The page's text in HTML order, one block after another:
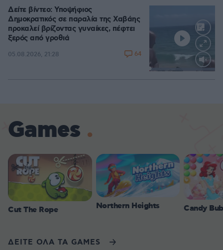
Loaded
Δείτε βίντεο: Υποψήφιος
Δημοκρατικός σε παραλία της Χαβάης
προκαλεί βρίζοντας γυναίκες, πέφτει
ξερός από γροθιά
05.08.2026, 21:28 64
Games
Cut The Rope Northern Heights Candy
ΔΕΙΤΕ ΟΛΑ ΤΑ GAMES